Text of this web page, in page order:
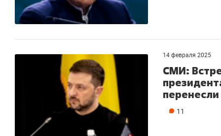
14 февраля 2025
СМИ:
перенесли
11